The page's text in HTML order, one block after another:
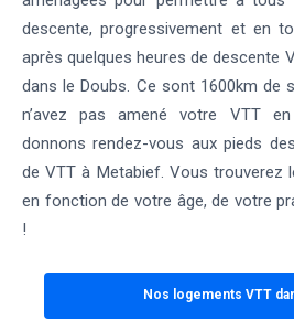
descente, progressivement et en
après quelques heures de descente
dans le Doubs. Ce sont 1600km de
n’avez pas amené votre VTT
donnons rendez-vous aux pieds
de VTT à Metabief. Vous trouverez
en fonction de votre âge, de votre
!
Nos logements VTT